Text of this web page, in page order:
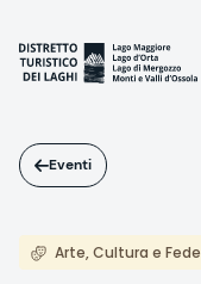
contenuto
principale
Eventi
Arte, Cultura e Fede